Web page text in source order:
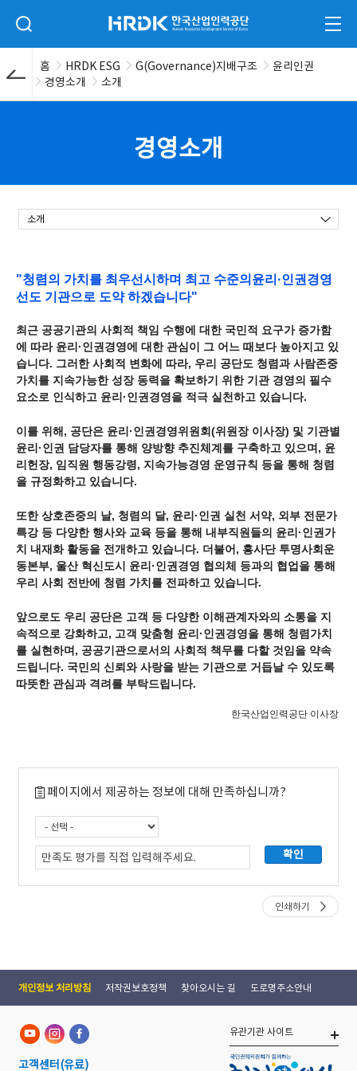
검색 입력폼 열기 HRDK 한국산업인력공단 전체
홈 HRDK ESG G(Governance)지배구조
윤리인권
경영소개
소개
경영소개
소개
개
"청렴의 가치를 최우선시하며 최고 수준의 윤리·인권경영
선도 기관으로 도약 하겠습니다"
최근 공공기관의 사회적 책임 수행에 대한 국민적 요구가 증가함
에 따라 윤리·인권경영에 대한 관심이 그 어느 때보다 높아지고 있
습니다. 그러한 사회적 변화에 따라, 우리 공단도 청렴과 사람존중
가치를 지속가능한 성장 동력을 확보하기 위한 기관 경영의 필수
요소로 인식하고 윤리·인권경영을 적극 실천하고 있습니다.
이를 위해, 공단은 윤리·인권경영위원회(위원장 이사장) 및 기관별
윤리·인권 담당자를 통해 양방향 추진체계를 구축하고 있으며, 윤
리헌장, 임직원 행동강령, 지속가능경영 운영규칙 등을 통해 청렴
을 규정화하고 있습니다.
또한 상호존중의 날, 청렴의 달, 윤리·인권 실천 서약, 외부 전문가
특강 등 다양한 행사와 교육 등을 통해 내부직원들의 윤리·인권가
치 내재화 활동을 전개하고 있습니다. 더불어, 흥사단 투명사회운
동본부, 울산 혁신도시 윤리·인권경영 협의체 등과의 협업을 통해
우리 사회 전반에 청렴 가치를 전파하고 있습니다.
앞으로도 우리 공단은 고객 등 다양한 이해관계자와의 소통을 지
속적으로 강화하고, 고객 맞춤형 윤리·인권경영을 통해 청렴가치
를 실현하며, 공공기관으로서의 사회적 책무를 다할 것임을 약속
드립니다. 국민의 신뢰와 사랑을 받는 기관으로 거듭날 수 있도록
따뜻한 관심과 격려를 부탁드립니다.
한국산업인력공단 이사장
페이지에서 제공하는 정보에 대해 만족하십니까?
인쇄하기
개인정보 처리방침 저작권보호정책 찾아오시는 길 도로명주소안내
고객센터 (유료)
유관기관 사이트